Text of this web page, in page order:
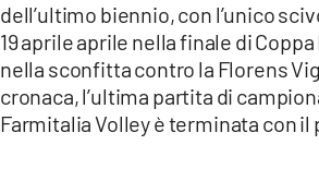
LACAPITALENEWS.IT
App
ANDROID
dell’ultimo biennio, con l’unico
19 aprile aprile nella finale di
nella sconfitta contro la Florens
cronaca, l’ultima partita di
Farmitalia Volley è terminata con il